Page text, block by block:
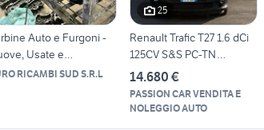
Auto e Furgoni -
Usate e
RICAMBI SUD S.R.L
25
Renault Trafic T27 1.6 dCi
125CV S&S PC-TN
Furgone
14.680 €
PASSION CAR VENDITA E
NOLEGGIO AUTO